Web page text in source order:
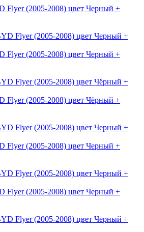
Flyer (2005-2008) цвет Черный +
Flyer (2005-2008) цвет Черный +
Flyer (2005-2008) цвет Чёрный +
Flyer (2005-2008) цвет Черный +
Flyer (2005-2008) цвет Черный +